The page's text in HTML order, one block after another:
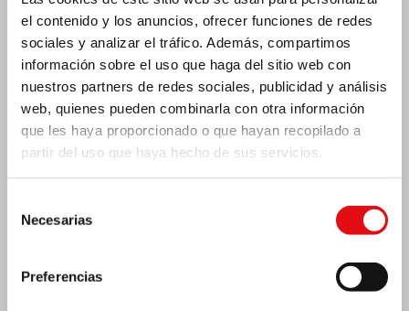
el contenido y los anuncios, ofrecer funciones de redes
sociales y analizar el tráfico. Además, compartimos
información sobre el uso que haga del sitio web con
nuestros partners de redes sociales, publicidad y análisis
web, quienes pueden combinarla con otra información
que les haya proporcionado o que hayan recopilado a
partir del uso que haya hecho de sus servicios.
Necesarias
Preferencias
Costa de Marfil: Doble jubileo de plata